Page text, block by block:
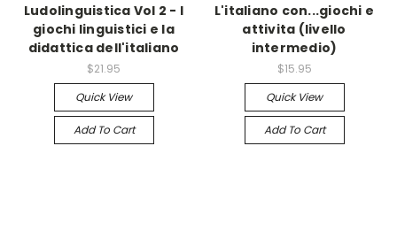
Ludolinguistica Vol 2 - I
giochi linguistici e la
didattica dell'italiano
$21.95
Quick View
Add To Cart
L'italiano con...giochi e
attivita (livello
intermedio)
$15.95
Quick View
Add To Cart